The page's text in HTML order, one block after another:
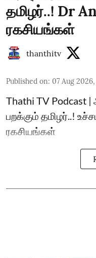
தமிழர்..! Dr
ரகசியங்கள்
thanthitv
Published on: 07 Aug
Thathi TV Podcast |
பறக்கும் தமிழர்..!
ரகசியங்கள்